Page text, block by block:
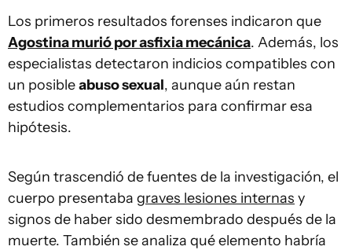
Los primeros resultados forenses indicaron que
Agostina murió por asfixia mecánica. Además, los
especialistas detectaron indicios compatibles con
un posibleabuso sexual, aunque aún restan
estudios complementarios para confirmar esa
hipótesis.
Según trascendió de fuentes de la investigación, el
cuerpo presentaba graves lesiones internas y
signos de haber sido desmembrado después de la
muerte. También se analiza qué elemento habría